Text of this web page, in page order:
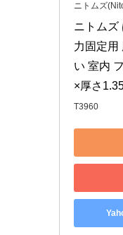
ニトムズ
ニトムズ
力固定用
い 室内
×厚さ
T3960